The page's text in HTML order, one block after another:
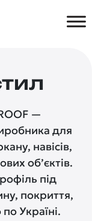
—
для
навісів,
об’єктів.
під
покриття,
Україні.